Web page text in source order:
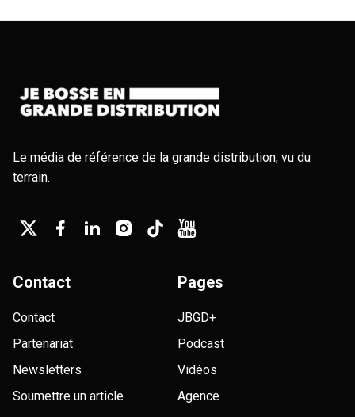
Le média de référence de la grande distribution, vu du
terrain.
Contact
Contact
Partenariat
Newsletters
Soumettre un article
Pages
JBGD+
Podcast
Vidéos
Agence